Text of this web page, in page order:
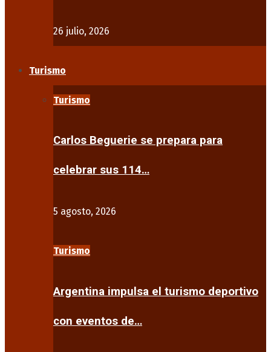
26 julio, 2026
Turismo
Turismo
Carlos Beguerie se prepara para
celebrar sus 114…
5 agosto, 2026
Turismo
Argentina impulsa el turismo deportivo
con eventos de…